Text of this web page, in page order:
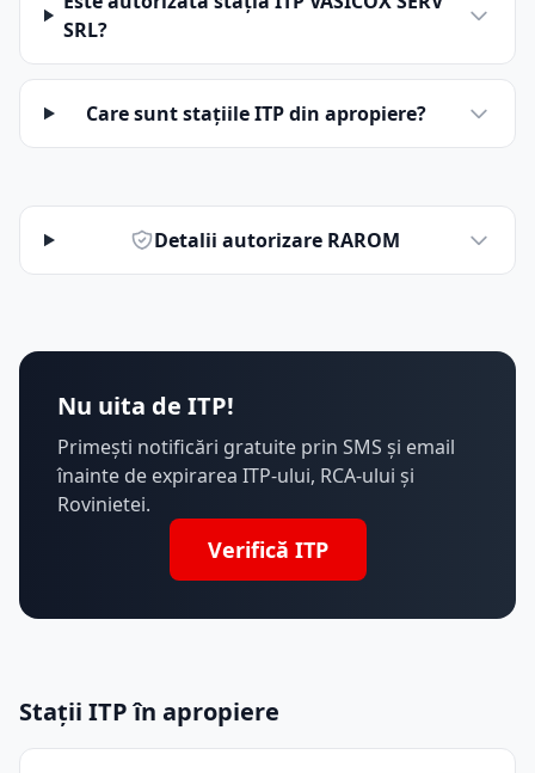
SRL?
Care sunt stațiile ITP din apropiere?
Detalii autorizare RAROM
Nu uita de ITP!
Primești notificări gratuite prin SMS și email
înainte de expirarea ITP-ului, RCA-ului și
Rovinietei.
Verifică ITP
Stații ITP în apropiere